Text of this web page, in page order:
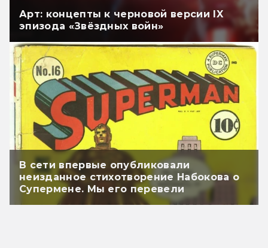
Арт: концепты к черновой версии IX
эпизода «Звёздных войн»
В сети впервые опубликовали
неизданное стихотворение Набокова о
Супермене. Мы его перевели